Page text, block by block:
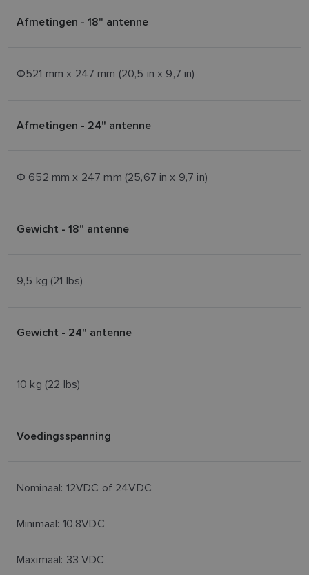
Afmetingen - 18" antenne
Φ521 mm x 247 mm (20,5 in x 9,7 in)
Afmetingen - 24" antenne
Φ 652 mm x 247 mm (25,67 in x 9,7 in)
Gewicht - 18" antenne
9,5 kg (21 lbs)
Gewicht - 24" antenne
10 kg (22 lbs)
Voedingsspanning
Nominaal: 12VDC of 24VDC
Minimaal: 10,8VDC
Maximaal: 33 VDC